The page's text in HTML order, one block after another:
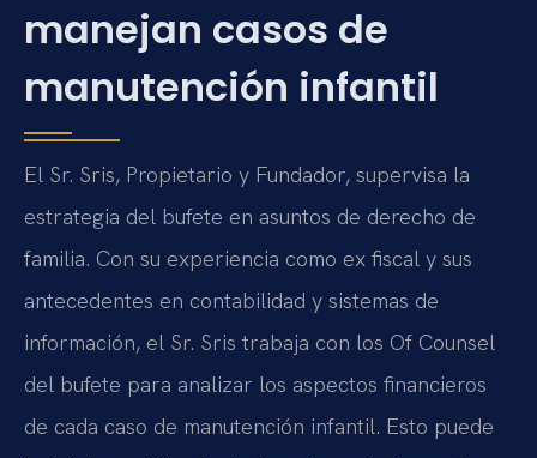
manejan casos de
manutención infantil
El Sr. Sris, Propietario y Fundador, supervisa la
estrategia del bufete en asuntos de derecho de
familia. Con su experiencia como ex fiscal y sus
antecedentes en contabilidad y sistemas de
información, el Sr. Sris trabaja con los Of Counsel
del bufete para analizar los aspectos financieros
de cada caso de manutención infantil. Esto puede